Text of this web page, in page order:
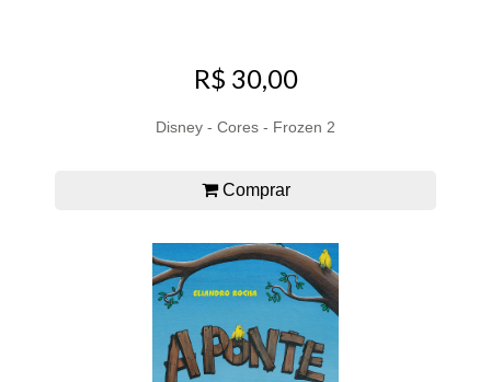
R$ 30,00
Disney - Cores - Frozen 2
Comprar